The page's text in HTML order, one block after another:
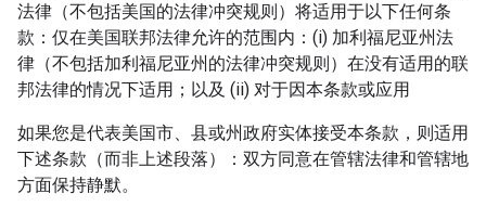
法律（不包括美国的法律冲突规则）将适用于以下任何条
款：仅在美国联邦法律允许的范围内：(i) 加利福尼亚州法
律（不包括加利福尼亚州的法律冲突规则）在没有适用的联
邦法律的情况下适用；以及 (ii) 对于因本条款或应用
如果您是代表美国市、县或州政府实体接受本条款，则适用
下述条款（而非上述段落）：双方同意在管辖法律和管辖地
方面保持静默。